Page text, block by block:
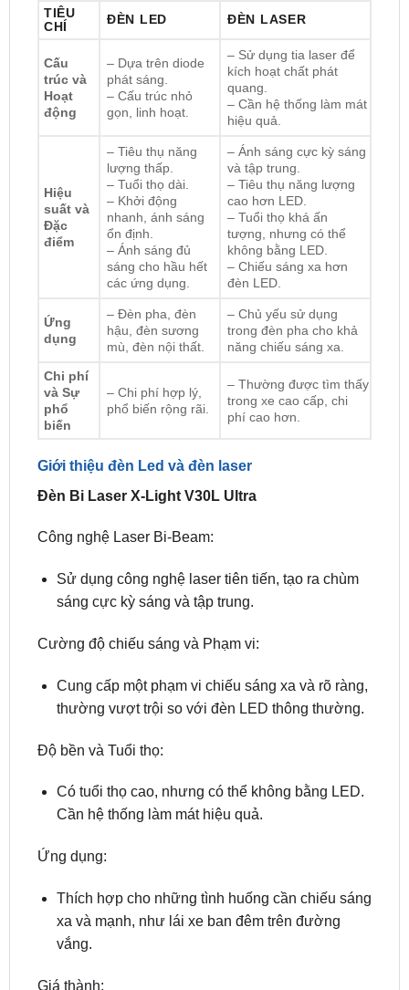
Cấu
trúc và
động
– Dựa trên diode
gọn, linh hoạt.
kích hoạt chất phát
– Cần hệ thống làm mát
hiệu quả.
điểm
– Tiêu thụ năng
lượng thấp.
– Khởi động
nhanh, ánh sáng
ổn định.
– Ánh sáng đủ
sáng cho hầu hết
các ứng dụng.
– Ánh sáng cực kỳ sáng
và tập trung.
cao hơn LED.
– Tuổi thọ khá ấn
tượng, nhưng có thể
không bằng LED.
– Chiếu sáng xa hơn
đèn LED.
– Đèn pha, đèn
hậu, đèn sương
– Chủ yếu sử dụng
trong đèn pha cho khả
Chi phí
và Sự
biến
– Chi phí hợp lý,
– Thường được tìm thấy
trong xe cao cấp, chi
Giới thiệu đèn Led và đèn laser
Công nghệ Laser Bi-Beam:
Sử dụng công nghệ laser tiên tiến, tạo ra chùm
Cường độ chiếu sáng và Phạm vi:
Cung cấp một phạm vi chiếu sáng xa và rõ ràng,
Độ bền và Tuổi thọ:
Có tuổi thọ cao, nhưng có thể không bằng LED.
Ứng dụng:
Thích hợp cho những tình huống cần chiếu sáng
vắng.
Giá thành:
Thường cao hơn so với đèn LED do công nghệ